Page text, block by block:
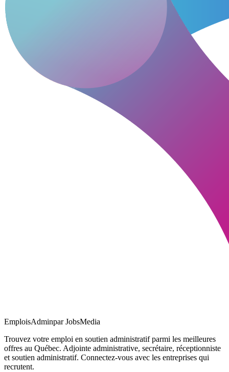
EmploisAdminpar JobsMedia
Trouvez votre emploi en soutien administratif parmi les meilleures
offres au Québec. Adjointe administrative, secrétaire, réceptionniste
et soutien administratif. Connectez-vous avec les entreprises qui
recrutent.